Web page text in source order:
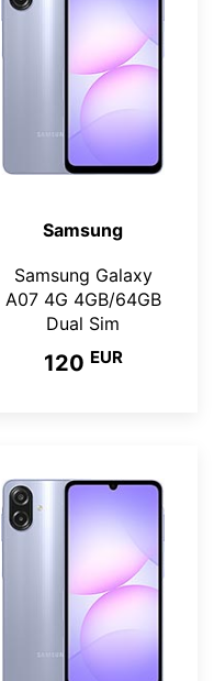
Samsung
Samsung Galaxy
A07 4G 4GB/64GB
Dual Sim
120 EUR